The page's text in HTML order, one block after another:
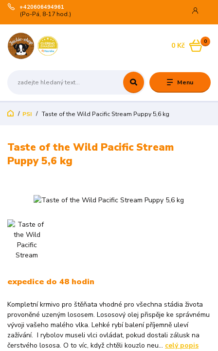
Menu
+420606494961
(Po-Pá, 8-17 hod.)
0
0 Kč
PSI Taste of the Wild Pacific Stream Puppy 5,6 kg
Taste of the Wild Pacific Stream
Puppy 5,6 kg
expedice do 48 hodin
Kompletní krmivo pro štěňata vhodné pro všechna stádia života
provoněné uzeným lososem. Lososový olej přispěje ke správnému
vývoji vašeho malého vlka. Lehké rybí balení příjemně uleví
zažívání. I rybolov museli vlci ovládat, pokud dostali zálusk na
čerstvého lososa. O to víc, když chtěli kouzlo neu... celý popis